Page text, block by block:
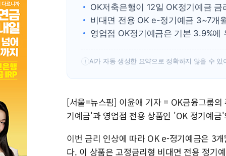
OK저축은행이 12일 OK정기예금
비대면 전용 OK e-정기예금 3~7개
영업점 OK정기예금은 기본 3.9%에
! AI가 자동 생성한 요약으로 정확하지 않을 수 있
[서울=뉴스핌] 이윤애 기자 = OK금융그룹
기예금'과 영업점 전용 상품인 'OK 정기예
이번 금리 인상에 따라 OK e-정기예금은 3
다. 이 상품은 고정금리형 비대면 전용 정기